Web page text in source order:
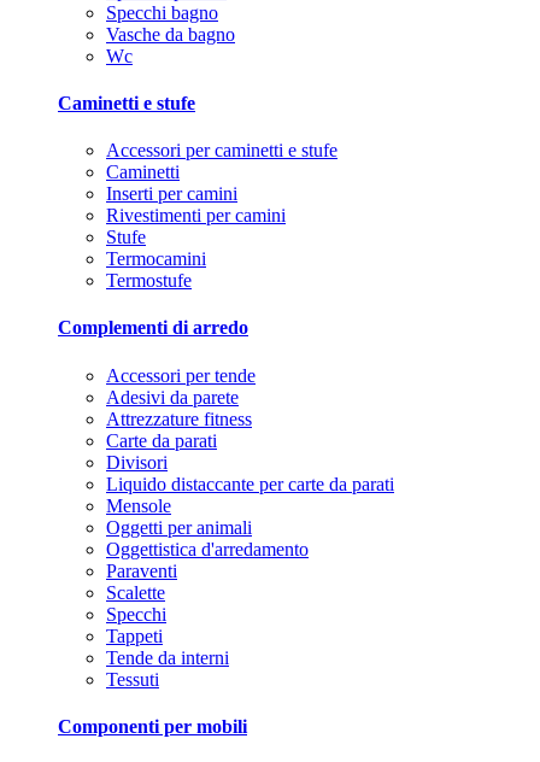
Specchi bagno
Vasche da bagno
Wc
Caminetti e stufe
Accessori per caminetti e stufe
Caminetti
Inserti per camini
Rivestimenti per camini
Stufe
Termocamini
Termostufe
Complementi di arredo
Accessori per tende
Adesivi da parete
Attrezzature fitness
Carte da parati
Divisori
Liquido distaccante per carte da parati
Mensole
Oggetti per animali
Oggettistica d'arredamento
Paraventi
Scalette
Specchi
Tappeti
Tende da interni
Tessuti
Componenti per mobili